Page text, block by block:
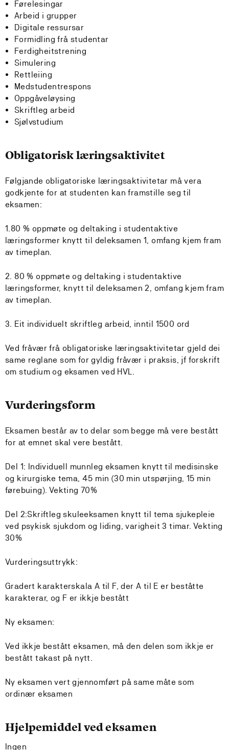
Førelesingar
Arbeid i grupper
Digitale ressursar
Formidling frå studentar
Ferdigheitstrening
Simulering
Rettleiing
Medstudentrespons
Oppgåveløysing
Skriftleg arbeid
Sjølvstudium
Obligatorisk læringsaktivitet
Følgjande obligatoriske læringsaktivitetar må vera
godkjente for at studenten kan framstille seg til
eksamen:
1.80 % oppmøte og deltaking i studentaktive
læringsformer knytt til deleksamen 1, omfang kjem fram
av timeplan.
2. 80 % oppmøte og deltaking i studentaktive
læringsformer, knytt til deleksamen 2, omfang kjem fram
av timeplan.
3. Eit individuelt skriftleg arbeid, inntil 1500 ord
Ved fråvær frå obligatoriske læringsaktivitetar gjeld dei
same reglane som for gyldig fråvær i praksis, jf forskrift
om studium og eksamen ved HVL.
Vurderingsform
Eksamen består av to delar som begge må vere bestått
for at emnet skal vere bestått.
Del 1: Individuell munnleg eksamen knytt til medisinske
og kirurgiske tema, 45 min (30 min utspørjing, 15 min
førebuing). Vekting 70%
Del 2:Skriftleg skuleeksamen knytt til tema sjukepleie
ved psykisk sjukdom og liding, varigheit 3 timar. Vekting
30%
Vurderingsuttrykk:
Gradert karakterskala A til F, der A til E er beståtte
karakterar, og F er ikkje bestått
Ny eksamen:
Ved ikkje bestått eksamen, må den delen som ikkje er
bestått takast på nytt.
Ny eksamen vert gjennomført på same måte som
ordinær eksamen
Hjelpemiddel ved eksamen
Ingen